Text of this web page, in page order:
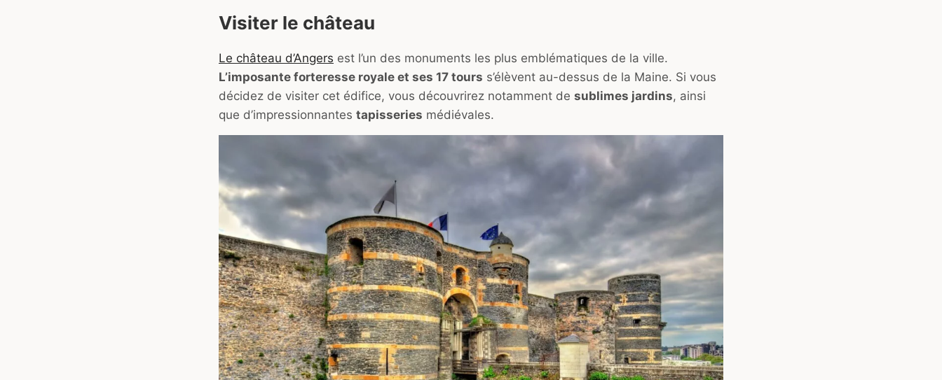
Visiter le château
Le château d’Angers est l’un des monuments les plus emblématiques de la ville.
L’imposante forteresse royale et ses 17 tours s’élèvent au-dessus de la Maine. Si vous
décidez de visiter cet édifice, vous découvrirez notamment de sublimes jardins, ainsi
que d’impressionnantes tapisseries médiévales.